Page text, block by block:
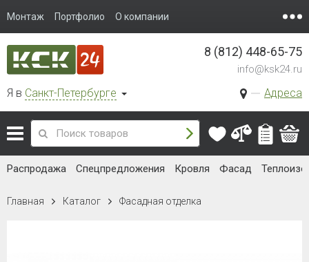
Монтаж Портфолио О компании
Я в Санкт-Петербурге Адреса
8 (812) 448-65-75
info@ksk24.ru
Распродажа Спецпредложения Кровля Фасад
Главная Каталог Фасадная отделка